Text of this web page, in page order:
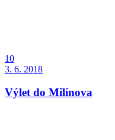
10
3. 6. 2018
Výlet do Milínova